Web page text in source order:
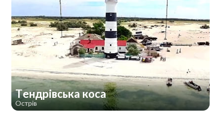
Тендрівська коса
Острів